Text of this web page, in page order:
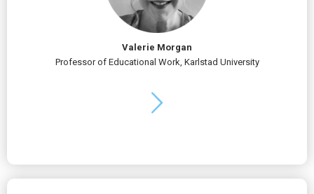
Valerie Morgan
Professor of Educational Work, Karlstad University